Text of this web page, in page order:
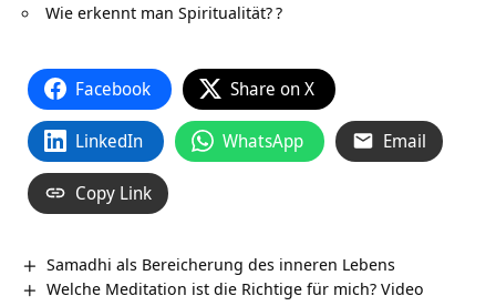
Wie erkennt man Spiritualität??
Facebook Share on X
LinkedIn WhatsApp Email
Copy Link
Samadhi als Bereicherung des inneren Lebens
Welche Meditation ist die Richtige für mich? Video